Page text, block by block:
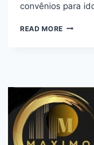
convênios para
READ MORE
NO
BRASIL